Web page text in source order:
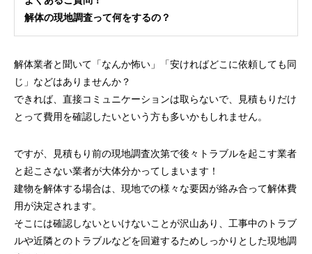
解体の現地調査って何をするの？
解体業者と聞いて「なんか怖い」「安ければどこに依頼しても同
じ」などはありませんか？
できれば、直接コミュニケーションは取らないで、見積もりだけ
とって費用を確認したいという方も多いかもしれません。
ですが、見積もり前の現地調査次第で後々トラブルを起こす業者
と起こさない業者が大体分かってしまいます！
建物を解体する場合は、現地での様々な要因が絡み合って解体費
用が決定されます。
そこには確認しないといけないことが沢山あり、工事中のトラブ
ルや近隣とのトラブルなどを回避するためしっかりとした現地調